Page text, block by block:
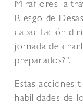
Miraflores, a
Riesgo de
capacitación
jornada de
preparados?”.
Estas acciones
habilidades de